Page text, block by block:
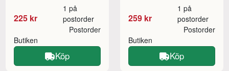
225 kr
1 på
postorder
Butiken
Postorder
Köp
259 kr
1 på
postorder
Butiken
Postorder
Köp